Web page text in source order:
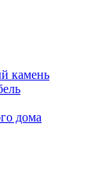
камень
дома